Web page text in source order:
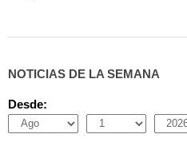
NOTICIAS DE LA SEMANA
Desde:
Month
Day Year